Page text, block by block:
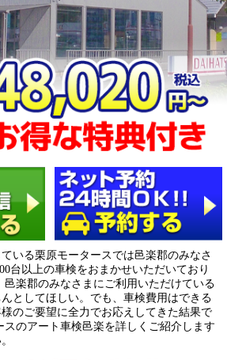
いる栗原モータースでは邑楽郡のみなさ
台以上の車検をおまかせいただいており
邑楽郡のみなさまにご利用いただけている
としてほしい。でも、車検費用はできる
のご要望に全力でお応えしてきた結果で
のアート車検邑楽を詳しくご紹介します